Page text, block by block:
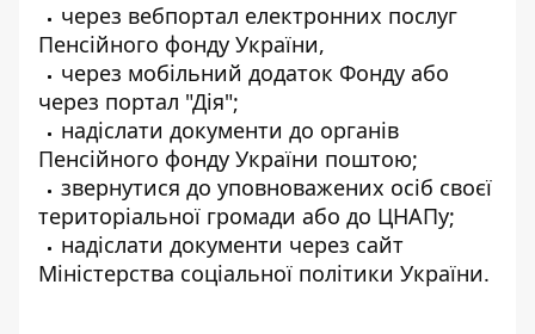
через вебпортал електронних послуг
Пенсійного фонду України,
через мобільний додаток Фонду або
через портал "Дія";
надіслати документи до органів
Пенсійного фонду України поштою;
звернутися до уповноважених осіб своєї
територіальної громади або до ЦНАПу;
надіслати документи через сайт
Міністерства соціальної політики України.